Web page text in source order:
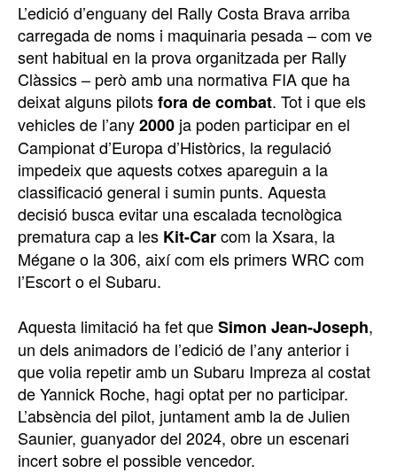
L’edició d’enguany del Rally Costa Brava arriba
carregada de noms i maquinaria pesada – com ve
sent habitual en la prova organitzada per Rally
Clàssics – però amb una normativa FIA que ha
deixat alguns pilotsfora de combat. Tot i que els
vehicles de l’any2000 ja poden participar en el
Campionat d’Europa d’Històrics, la regulació
impedeix que aquests cotxes apareguin a la
classificació general i sumin punts. Aquesta
decisió busca evitar una escalada tecnològica
prematura cap a les Kit-Carcom la Xsara, la
Mégane o la 306, així com els primers WRC com
l’Escort o el Subaru.
Aquesta limitació ha fet queSimon Jean-Joseph,
un dels animadors de l’edició de l’any anterior i
que volia repetir amb un Subaru Impreza al costat
de Yannick Roche, hagi optat per no participar.
L’absència del pilot, juntament amb la de Julien
Saunier, guanyador del 2024, obre un escenari
incert sobre el possible vencedor.